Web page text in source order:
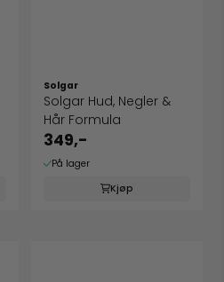
Solgar
Solgar Hud, Negler &
Hår Formula
349,-
På lager
Kjøp